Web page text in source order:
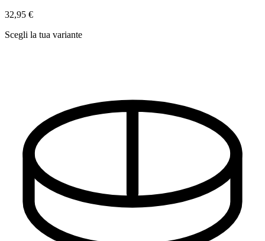
32,95 €
Scegli la tua variante